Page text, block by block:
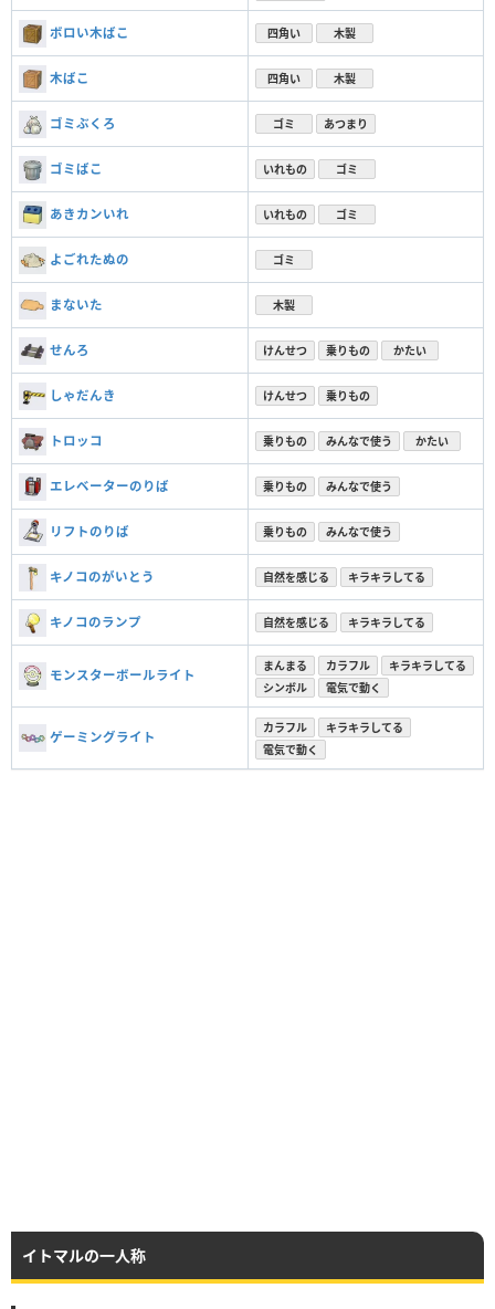
ボロい木ばこ 四角い 木製
木ばこ 四角い 木製
ゴミぶくろ ゴミ あつまり
ゴミばこ いれもの ゴミ
あきカンいれ いれもの ゴミ
よごれたぬの ゴミ
まないた 木製
せんろ けんせつ 乗りもの かたい
しゃだんき けんせつ 乗りもの
トロッコ 乗りもの みんなで使う かたい
エレベーターのりば 乗りもの みんなで使う
リフトのりば 乗りもの みんなで使う
キノコのがいとう 自然を感じる キラキラしてる
キノコのランプ 自然を感じる キラキラしてる
モンスターボールライト
まんまる カラフル
キラキラしてる
シンボル
電気で動く
ゲーミングライト
カラフル
キラキラしてる
電気で動く
イトマルの一人称